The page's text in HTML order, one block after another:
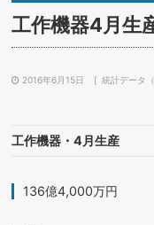
工作機器4月生
2016年6月15日 統計データ
工作機器・4月生産
136億4,000万円